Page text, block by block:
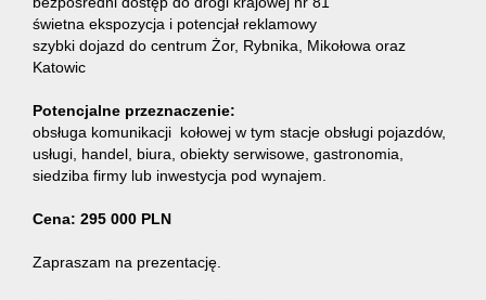
świetna ekspozycja i potencjał reklamowy
szybki dojazd do centrum Żor, Rybnika, Mikołowa oraz
Katowic
Potencjalne przeznaczenie:
obsługa komunikacji kołowej w tym stacje obsługi pojazdów,
usługi, handel, biura, obiekty serwisowe, gastronomia,
siedziba firmy lub inwestycja pod wynajem.
Cena: 295 000 PLN
Zapraszam na prezentację.